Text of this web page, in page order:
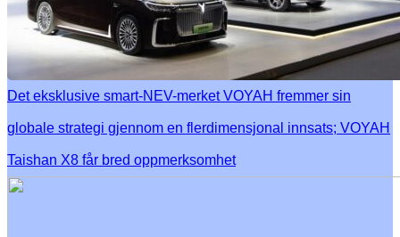
Det eksklusive smart-NEV-merket VOYAH fremmer sin
globale strategi gjennom en flerdimensjonal innsats; VOYAH
Taishan X8 får bred oppmerksomhet